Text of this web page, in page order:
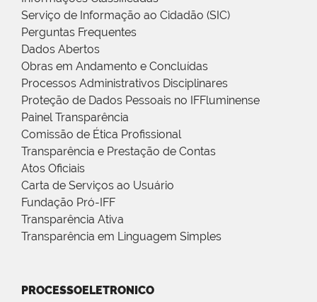
Serviço de Informação ao Cidadão (SIC)
Perguntas Frequentes
Dados Abertos
Obras em Andamento e Concluídas
Processos Administrativos Disciplinares
Proteção de Dados Pessoais no IFFluminense
Painel Transparência
Comissão de Ética Profissional
Transparência e Prestação de Contas
Atos Oficiais
Carta de Serviços ao Usuário
Fundação Pró-IFF
Transparência Ativa
Transparência em Linguagem Simples
PROCESSOELETRONICO